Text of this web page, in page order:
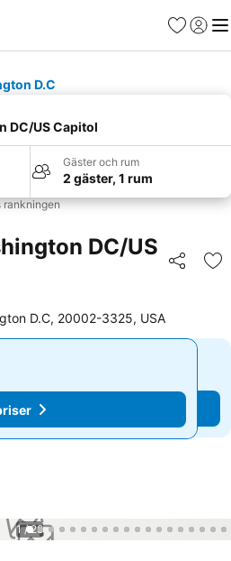
Favoriter
Logga
D.C
DC/US Capitol
Gäster och rum
2 gäster, 1 rum
rankningen
DC/US
Dela
D.C, 20002-3325, USA
priser
1 / 28